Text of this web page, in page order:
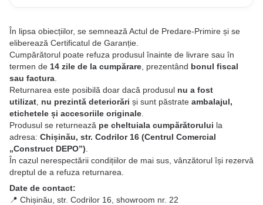
În lipsa obiecțiilor, se semnează Actul de Predare-Primire și se
eliberează Certificatul de Garanție.
Cumpărătorul poate refuza produsul înainte de livrare sau în
termen de 14 zile de la cumpărare , prezentând bonul fiscal
sau factura
Returnarea este posibilă doar dacă produsul nu a fost
utilizat nu prezintă deteriorări și sunt păstrate ambalajul,
etichetele și accesoriile originale
Produsul se returnează pe cheltuiala cumpărătorului la
adresa: Chișinău, str. Codrilor 16 (Centrul Comercial
„Construct DEPO”)
În cazul nerespectării condițiilor de mai sus, vânzătorul își rezervă
dreptul de a refuza returnarea.
Date de contact:
📍 Chișinău, str. Codrilor 16, showroom nr. 22